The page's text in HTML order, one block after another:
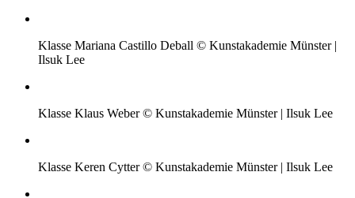
Klasse Mariana Castillo Deball © Kunstakademie Münster |
Ilsuk Lee
Klasse Klaus Weber © Kunstakademie Münster | Ilsuk Lee
Klasse Keren Cytter © Kunstakademie Münster | Ilsuk Lee